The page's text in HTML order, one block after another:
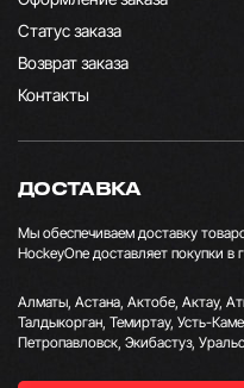
Статус заказа
Возврат заказа
Контакты
ДОСТАВКА
Мы обеспечиваем доставку
HockeyOne доставляет покупки в
Алматы, Астана, Актобе, Актау,
Талдыкорган, Темиртау, Усть-
Петропавловск, Экибастуз,